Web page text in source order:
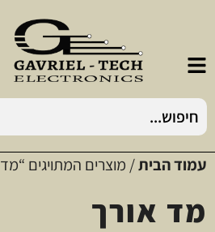
עמוד הבית/ מוצרים המתויגים
מד אורך